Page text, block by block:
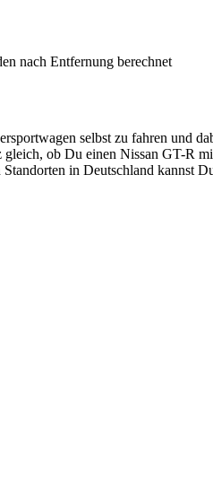
nach Entfernung berechnet
selbst zu fahren und
gleich, ob Du einen Nissan GT-R
in Deutschland kannst